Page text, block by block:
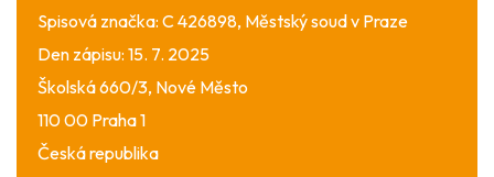
Spisová značka: C 426898, Městský soud v Praze
Den zápisu: 15. 7. 2025
Školská 660/3, Nové Město
110 00 Praha 1
Česká republika